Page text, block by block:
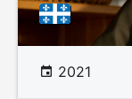
2021